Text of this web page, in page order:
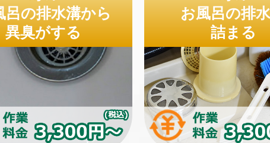
呂の排水溝から
異臭がする
お風呂の排
詰まる